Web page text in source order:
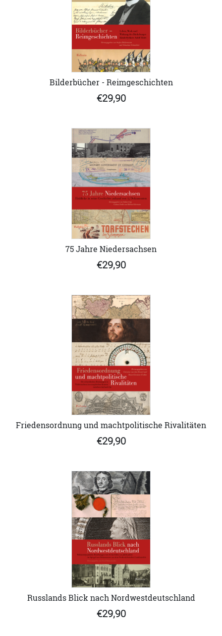
Bilderbücher - Reimgeschichten
€29,90
75 Jahre Niedersachsen
€29,90
Friedensordnung und machtpolitische Rivalitäten
€29,90
Russlands Blick nach Nordwestdeutschland
€29,90